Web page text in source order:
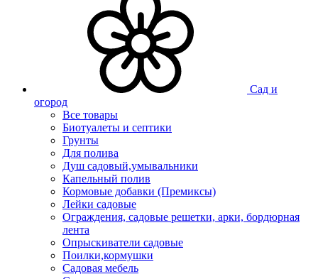
Сад и
огород
Все товары
Биотуалеты и септики
Грунты
Для полива
Душ садовый,умывальники
Капельный полив
Кормовые добавки (Премиксы)
Лейки садовые
Ограждения, садовые решетки, арки, бордюрная
лента
Опрыскиватели садовые
Поилки,кормушки
Садовая мебель